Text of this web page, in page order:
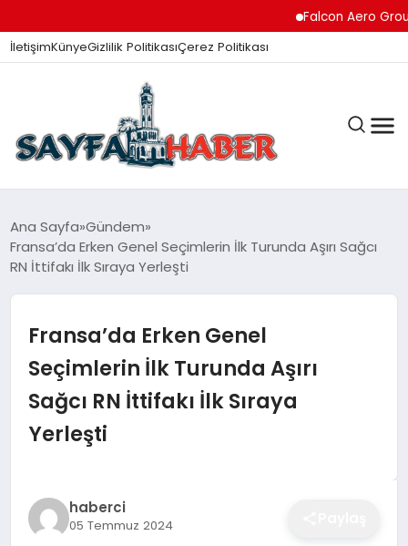
Falcon Aero Group,
İletişimKünyeGizlilik PolitikasıÇerez Politikası
ANA SAYFA
GÜNDEM
İZMIR HABERLERI
EĞITIM
EKONOMI
Ana Sayfa Gündem
Fransa’da Erken Genel Seçimlerin İlk Turunda Aşırı Sağcı
RN İttifakı İlk Sıraya Yerleşti
Fransa’da Erken Genel
Seçimlerin İlk Turunda Aşırı
Sağcı RN İttifakı İlk Sıraya
Yerleşti
haberci
05 Temmuz 2024